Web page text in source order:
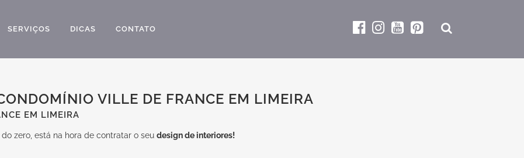
SERVIÇOS DICAS CONTATO
VILLE DE FRANCE EM LIMEIRA
EM LIMEIRA
zero, está na hora de contratar o seu design de interiores!